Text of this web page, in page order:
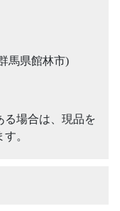
馬県館林市)
る場合は、現品を
。